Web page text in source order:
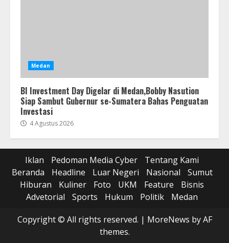
Medan
BI Investment Day Digelar di Medan,Bobby Nasution
Siap Sambut Gubernur se-Sumatera Bahas Penguatan
Investasi
4 Agustus 2026
Iklan Pedoman Media Cyber
Tentang Kami
Beranda
Headline Luar Negeri Nasional
Sumut
Hiburan
Kuliner Foto UKM Feature
Bisnis
Advetorial
Sports Hukum Politik
Medan
Copyright © All rights reserved. | MoreNews by AF
themes.